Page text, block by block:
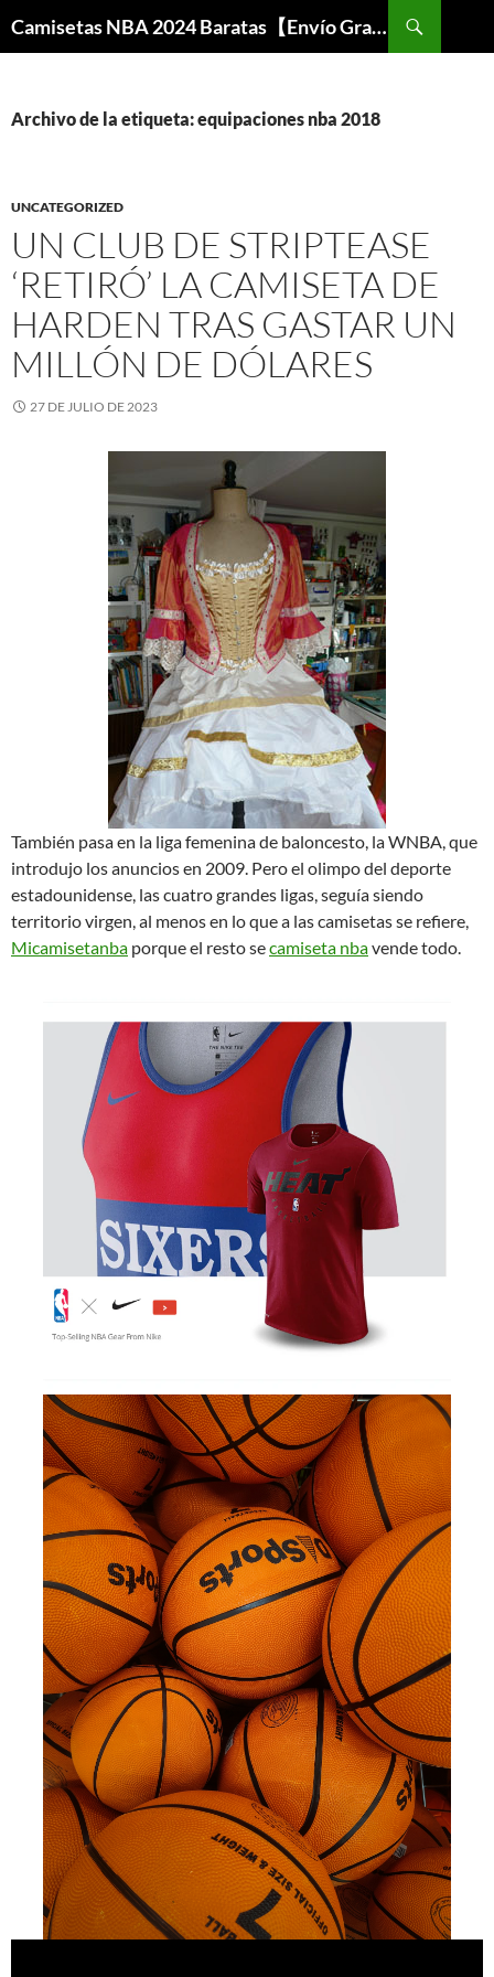
Camisetas NBA 2024 Baratas【Envío Gratis】
Archivo de la etiqueta: equipaciones nba 2018
UNCATEGORIZED
UN CLUB DE STRIPTEASE
‘RETIRÓ’ LA CAMISETA DE
HARDEN TRAS GASTAR UN
MILLÓN DE DÓLARES
27 DE JULIO DE 2023
También pasa en la liga femenina de baloncesto, la WNBA, que
introdujo los anuncios en 2009. Pero el olimpo del deporte
estadounidense, las cuatro grandes ligas, seguía siendo
territorio virgen, al menos en lo que a las camisetas se refiere,
Micamisetanba porque el resto secamiseta nbavende todo.